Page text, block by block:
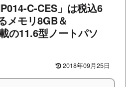
C-CES」は税込6
メモリ8GB＆
の11.6型ノートパソ
2018年09月25日